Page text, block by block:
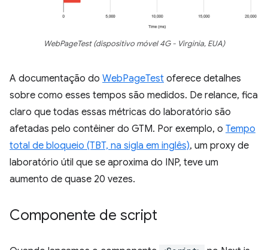
WebPageTest (dispositivo móvel 4G - Virginia, EUA)
A documentação do WebPageTest oferece detalhes
sobre como esses tempos são medidos. De relance, fica
claro que todas essas métricas do laboratório são
afetadas pelo contêiner do GTM. Por exemplo, o Tempo
total de bloqueio (TBT, na sigla em inglês), um proxy de
laboratório útil que se aproxima do INP, teve um
aumento de quase 20 vezes.
Componente de script